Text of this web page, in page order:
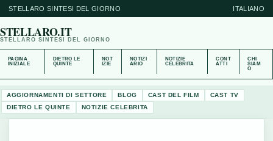
STELLARO SINTESI DEL GIORNO ITALIANO
STELLARO.IT
STELLARO SINTESI DEL GIORNO
PAGINA
INIZIALE
DIETRO LE
QUINTE
NOT
IZIE
NOTIZI
ARIO
NOTIZIE
CELEBRITA
CONT
ATTI
CHI
SIAM
O
AGGIORNAMENTI DI SETTORE BLOG CAST DEL FILM
CAST TV
DIETRO LE QUINTE
NOTIZIE CELEBRITA